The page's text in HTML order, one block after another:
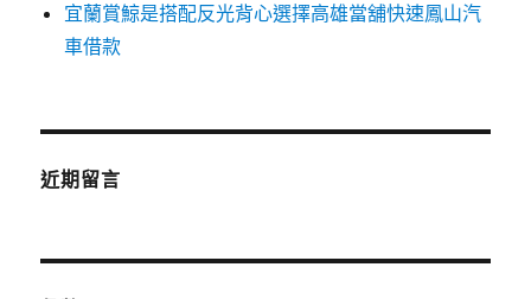
宜蘭賞鯨是搭配反光背心選擇高雄當舖快速鳳山汽
車借款
近期留言